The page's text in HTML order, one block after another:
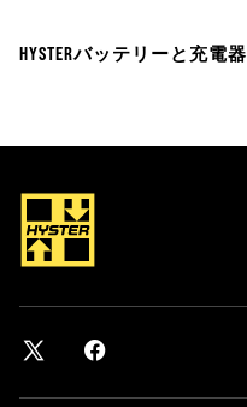
HYSTERバッテリーと充電